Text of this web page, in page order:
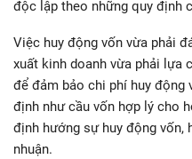
độc lập theo những quy định
Việc huy động vốn vừa phải
xuất kinh doanh vừa phải lựa
để đảm bảo chi phí huy động
định như cầu vốn hợp lý cho
định hướng sự huy động vốn,
nhuận.